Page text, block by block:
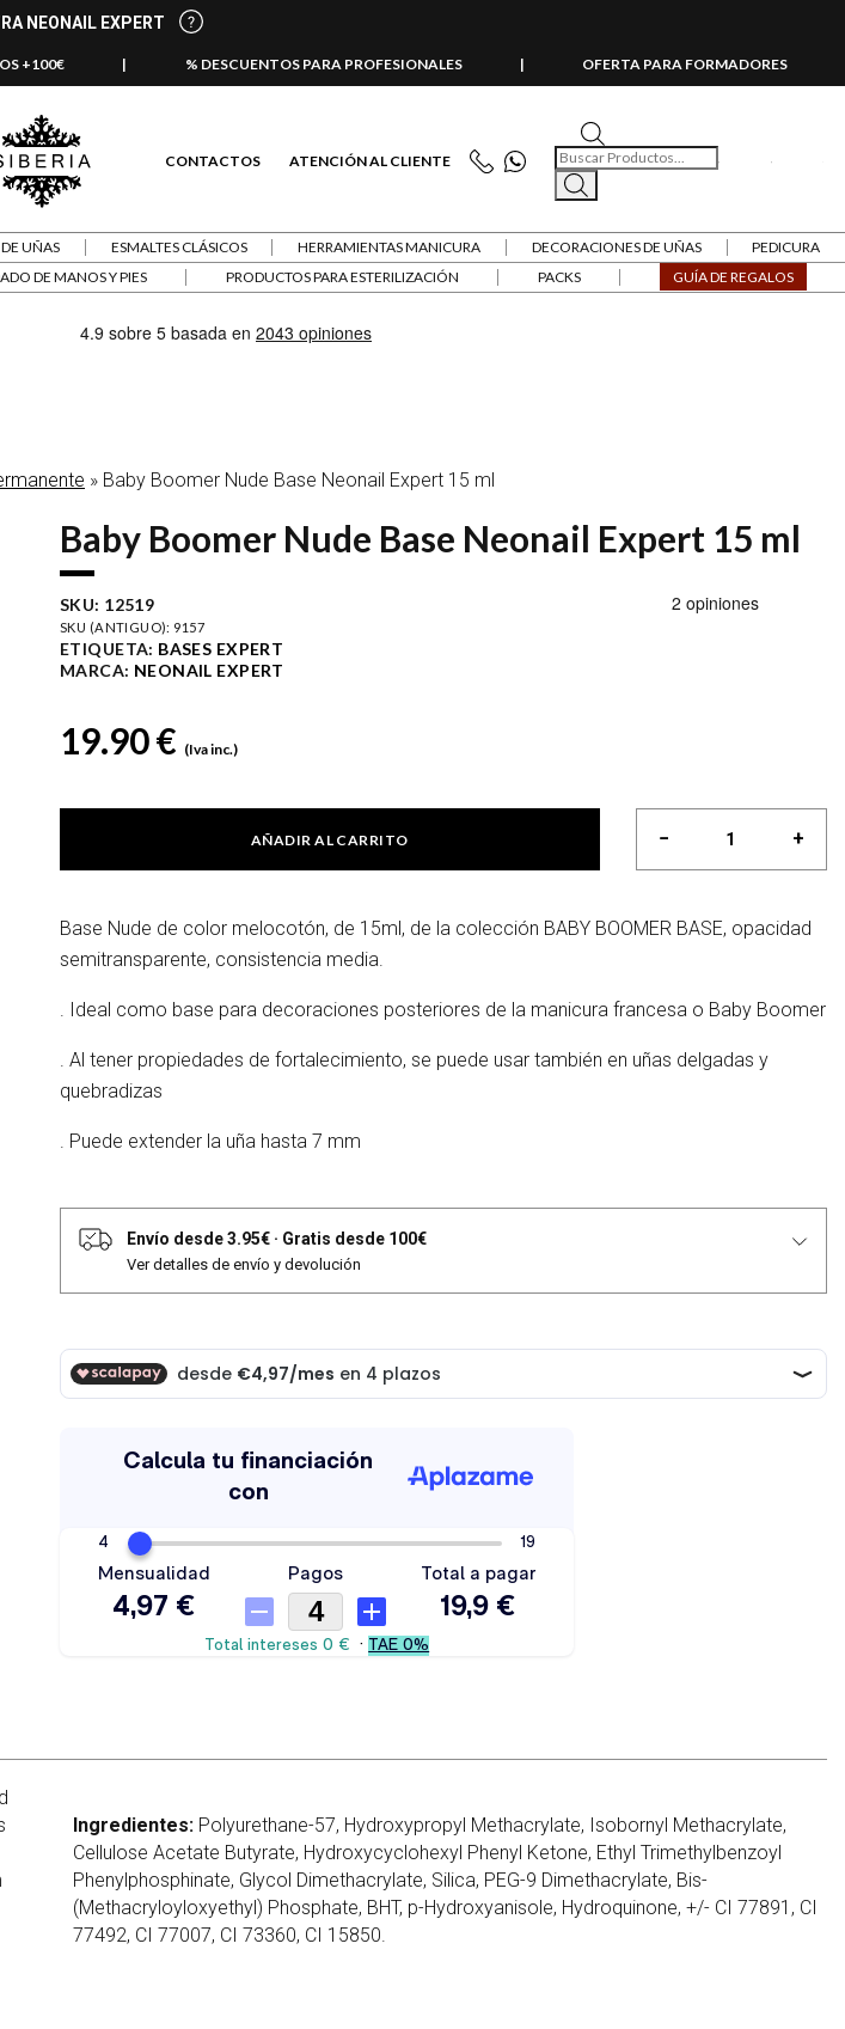
NEONAIL EXPERT
+100€ | % DESCUENTOS PARA PROFESIONALES | OFERTA PARA FORMADORES
CONTACTOS ATENCIÓN AL CLIENTE Búsqueda de productos
UÑAS ESMALTES CLÁSICOS HERRAMIENTAS MANICURA DECORACIONES DE UÑAS
PEDICURA
DE MANOS Y PIES PRODUCTOS PARA ESTERILIZACIÓN PACKS GUÍA DE REGALOS
» Baby Boomer Nude Base Neonail Expert 15 ml
Baby Boomer Nude Base Neonail Expert 15 ml
SKU: 12519
SKU (ANTIGUO): 9157
ETIQUETA: BASES EXPERT
MARCA: NEONAIL EXPERT
19.90€ (Iva inc.)
AÑADIR AL CARRITO Baby Boomer Nude
− +
Base Nude de color melocotón, de 15ml, de la colección BABY BOOMER BASE, opacidad
semitransparente, consistencia media.
. Ideal como base para decoraciones posteriores de la manicura francesa o Baby Boomer
. Al tener propiedades de fortalecimiento, se puede usar también en uñas delgadas y
quebradizas
. Puede extender la uña hasta 7 mm
Envío desde 3.95€ · Gratis desde 100€
Ver detalles de envío y devolución
Ingredientes: Polyurethane-57, Hydroxypropyl Methacrylate, Isobornyl Methacrylate,
Cellulose Acetate Butyrate, Hydroxycyclohexyl Phenyl Ketone, Ethyl Trimethylbenzoyl
Phenylphosphinate, Glycol Dimethacrylate, Silica, PEG-9 Dimethacrylate, Bis-
(Methacryloyloxyethyl) Phosphate, BHT, p-Hydroxyanisole, Hydroquinone, +/- CI 77891, CI
77492, CI 77007, CI 73360, CI 15850.